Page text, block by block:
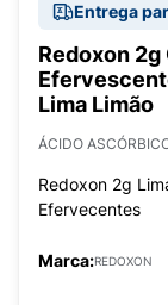
Entrega
Redoxon
Lima Limão
ÁCIDO
Redoxon 2g
Efervecentes
Marca:REDOXON